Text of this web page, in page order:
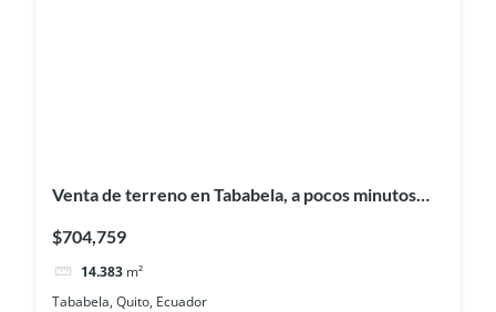
Venta de terreno en Tababela, a pocos minutos
$704,759
14.383 m²
Tababela, Quito, Ecuador